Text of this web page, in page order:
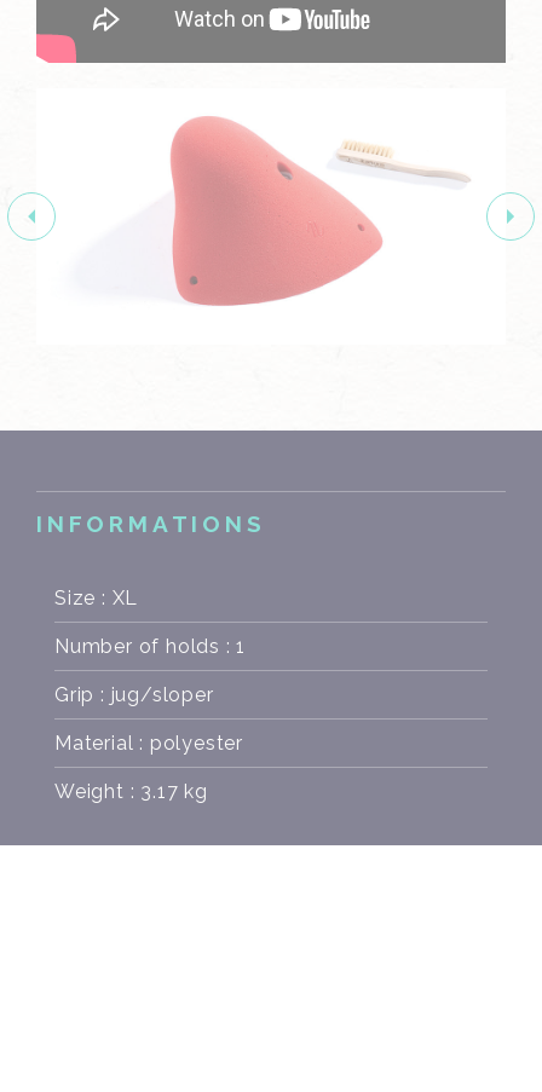
INFORMATIONS
Size : XL
Number of holds : 1
Grip : jug/sloper
Material : polyester
Weight : 3.17 kg